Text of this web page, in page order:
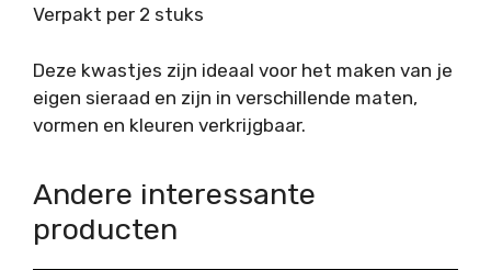
Verpakt per 2 stuks
Deze kwastjes zijn ideaal voor het maken van je
eigen sieraad en zijn in verschillende maten,
vormen en kleuren verkrijgbaar.
Andere interessante
producten